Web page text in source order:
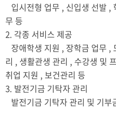
입시전형 업무 , 신입생 선발 ,
무 등
2. 각종 서비스 제공
장애학생 지원 , 장학금 업무 ,
리 , 생활관생 관리 , 수강생 및
취업 지원 , 보건관리 등
3. 발전기금 기탁자 관리
발전기금 기탁자 관리 및 기부